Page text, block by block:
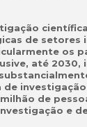
de setores
os
até 2030,
de
de
e